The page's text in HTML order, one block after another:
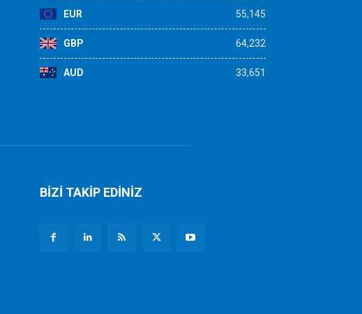
EUR 55,145
GBP 64,232
AUD 33,651
BİZİ TAKİP EDİNİZ